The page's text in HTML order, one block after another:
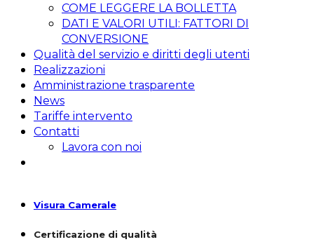
COME LEGGERE LA BOLLETTA
DATI E VALORI UTILI: FATTORI DI
CONVERSIONE
Qualità del servizio e diritti degli utenti
Realizzazioni
Amministrazione trasparente
News
Tariffe intervento
Contatti
Lavora con noi
Visura Camerale
Certificazione di qualità